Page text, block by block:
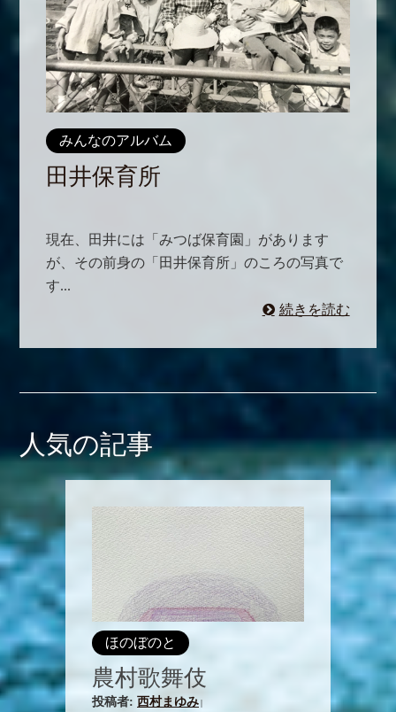
みんなのアルバム
田井保育所
現在、田井には「みつば保育園」があります
が、その前身の「田井保育所」のころの写真で
す...
続きを読む
人気の記事
ほのぼのと
農村歌舞伎
投稿者: 西村まゆみ